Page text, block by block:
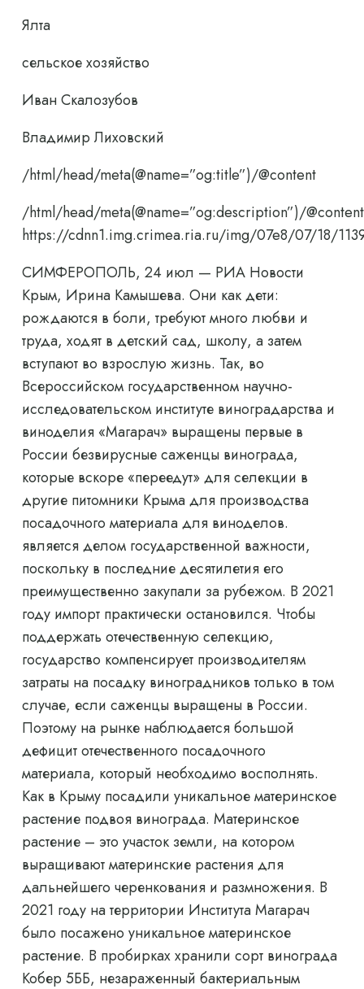
Ялта
сельское хозяйство
Иван Скалозубов
Владимир Лиховский
/html/head/meta(@name=”og:title”)/@content
/html/head/meta(@name=”og:description”)/@content
https://cdnn1.img.crimea.ria.ru/img/07e8/07/18/
СИМФЕРОПОЛЬ, 24 июл — РИА Новости
Крым, Ирина Камышева. Они как дети:
рождаются в боли, требуют много любви и
труда, ходят в детский сад, школу, а затем
вступают во взрослую жизнь. Так, во
Всероссийском государственном научно-
исследовательском институте виноградарства и
виноделия «Магарач» выращены первые в
России безвирусные саженцы винограда,
которые вскоре «переедут» для селекции в
другие питомники Крыма для производства
посадочного материала для виноделов.
является делом государственной важности,
поскольку в последние десятилетия его
преимущественно закупали за рубежом. В 2021
году импорт практически остановился. Чтобы
поддержать отечественную селекцию,
государство компенсирует производителям
затраты на посадку виноградников только в том
случае, если саженцы выращены в России.
Поэтому на рынке наблюдается большой
дефицит отечественного посадочного
материала, который необходимо восполнять.
Как в Крыму посадили уникальное материнское
растение подвоя винограда. Материнское
растение – это участок земли, на котором
выращивают материнские растения для
дальнейшего черенкования и размножения. В
2021 году на территории Института Магарач
было посажено уникальное материнское
растение. В пробирках хранили сорт винограда
Кобер 5ББ, незараженный бактериальным